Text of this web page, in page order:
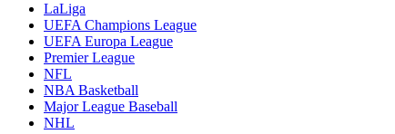
LaLiga
UEFA Champions League
UEFA Europa League
Premier League
NFL
NBA Basketball
Major League Baseball
NHL